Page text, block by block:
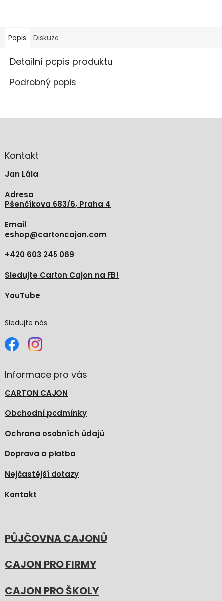
Popis Diskuze
Detailní popis produktu
Podrobný popis
aKontakt
Jan Lála
Adresa
Pšenčíkova 683/6, Praha 4
Email
eshop@cartoncajon.com
+420 603 245 069
Sledujte Carton Cajon na FB!
YouTube
Sledujte nás
Informace pro vás
CARTON CAJON
Obchodní podmínky
Ochrana osobních údajů
Doprava a platba
Nejčastější dotazy
Kontakt
PŮJČOVNA CAJONŮ
CAJON PRO FIRMY
CAJON PRO ŠKOLY